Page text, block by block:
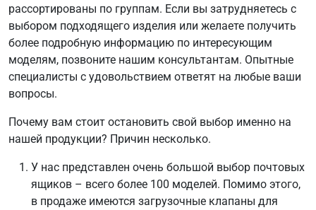
рассортированы по группам. Если вы затрудняетесь с
выбором подходящего изделия или желаете получить
более подробную информацию по интересующим
моделям, позвоните нашим консультантам. Опытные
специалисты с удовольствием ответят на любые ваши
вопросы.
Почему вам стоит остановить свой выбор именно на
нашей продукции? Причин несколько.
У нас представлен очень большой выбор почтовых
ящиков – всего более 100 моделей. Помимо этого,
в продаже имеются загрузочные клапаны для